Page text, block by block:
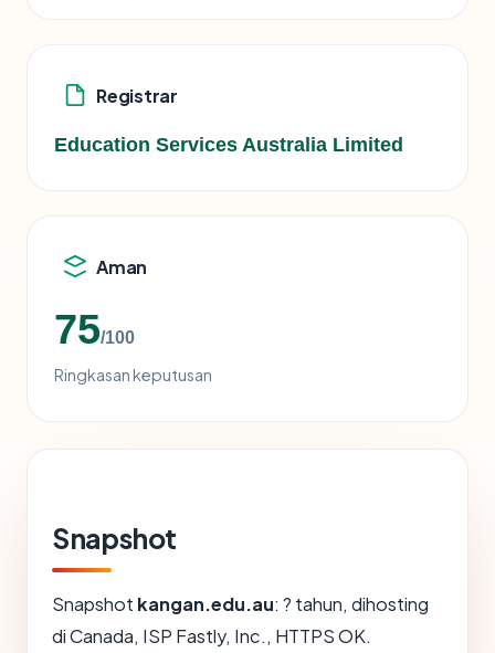
Registrar
Education Services Australia Limited
Aman
75/100
Ringkasan keputusan
Snapshot
Snapshot kangan.edu.au: ? tahun, dihosting
di Canada, ISP Fastly, Inc., HTTPS OK.